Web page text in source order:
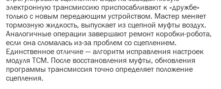
электронную трансмиссию приспосабливают к «дружбе»
только с новым передающим устройством. Мастер меняет
тормозную жидкость, выпускает из сцепной муфты воздух.
Аналогичные операции завершают ремонт коробки-робота,
если она сломалась из-за проблем со сцеплением.
Единственное отличие — алгоритм исправления настроек
модуля ТСМ. После восстановления муфты, обновления
программы трансмиссия точно определяет положение
сцепления.